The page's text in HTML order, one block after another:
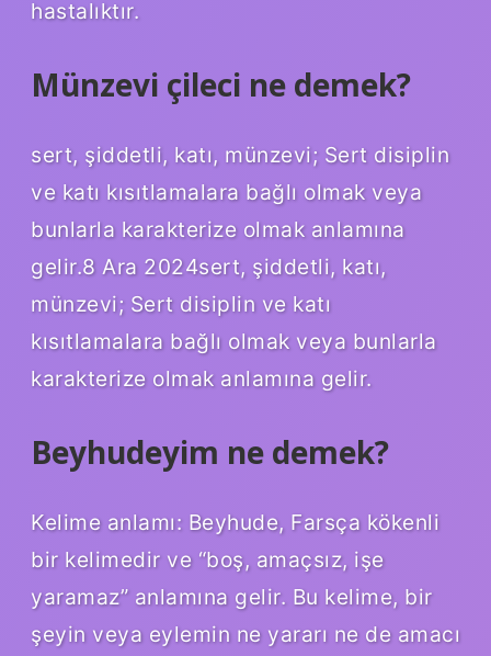
hastalıktır.
Münzevi çileci ne demek?
sert, şiddetli, katı, münzevi; Sert disiplin
ve katı kısıtlamalara bağlı olmak veya
bunlarla karakterize olmak anlamına
gelir.8 Ara 2024sert, şiddetli, katı,
münzevi; Sert disiplin ve katı
kısıtlamalara bağlı olmak veya bunlarla
karakterize olmak anlamına gelir.
Beyhudeyim ne demek?
Kelime anlamı: Beyhude, Farsça kökenli
bir kelimedir ve “boş, amaçsız, işe
yaramaz” anlamına gelir. Bu kelime, bir
şeyin veya eylemin ne yararı ne de amacı